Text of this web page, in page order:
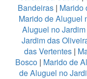
Bandeiras | Marido
Marido de Aluguel
Aluguel no
Jardim das
das Vertentes|
Bosco | Marido de
de Aluguel no